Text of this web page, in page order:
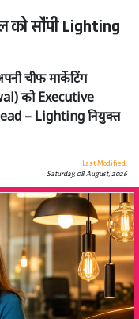
को सौंपी Lighting
चीफ मार्केटिंग
को Executive
– Lighting नियुक्त
Last Modified:
Saturday, 08 August, 2026